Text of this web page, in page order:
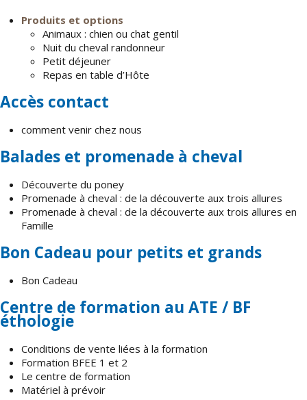
Produits et options
Animaux : chien ou chat gentil
Nuit du cheval randonneur
Petit déjeuner
Repas en table d’Hôte
Accès contact
comment venir chez nous
Balades et promenade à cheval
Découverte du poney
Promenade à cheval : de la découverte aux trois allures
Promenade à cheval : de la découverte aux trois allures en
Famille
Bon Cadeau pour petits et grands
Bon Cadeau
Centre de formation au ATE / BF
éthologie
Conditions de vente liées à la formation
Formation BFEE 1 et 2
Le centre de formation
Matériel à prévoir